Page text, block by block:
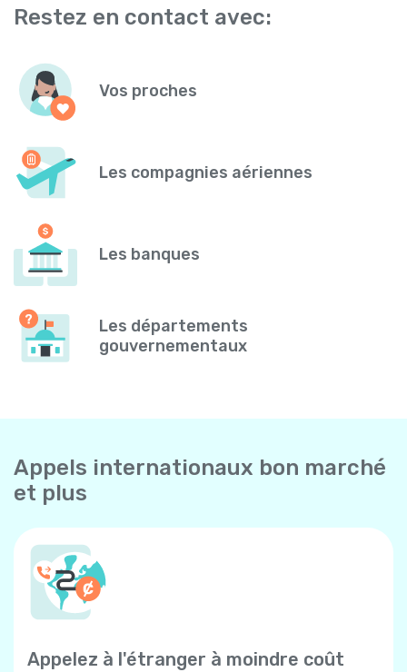
Restez en contact avec:
Vos proches
Les compagnies aériennes
Les banques
Les départements
gouvernementaux
Appels internationaux bon marché
et plus
Appelez à l'étranger à moindre coût